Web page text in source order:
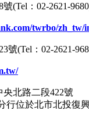
(Tel：02-2621-
twrbo/zh_tw/
號(Tel：02-2621-
北路二段422號
行位於北市北投復